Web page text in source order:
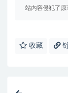
站内容侵犯了原
收藏